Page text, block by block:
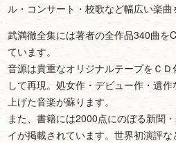
ル・コンサート・校歌など幅広い楽曲
武満徹全集には著者の全作品340曲を
ています。
音源は貴重なオリジナルテープをＣ
して再現。処女作・デビュー作・遺
上げた音楽が蘇ります。
また、書籍には2000点にのぼる新聞
イが掲載されています。世界初演評